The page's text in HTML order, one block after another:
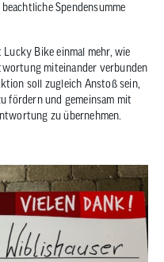
Spendensumme
Bike einmal mehr, wie
miteinander verbunden
soll zugleich Anstoß sein,
fördern und gemeinsam mit
zu übernehmen.